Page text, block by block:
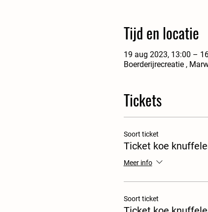
Tijd en locatie
19 aug 2023, 13:00 –
Boerderijrecreatie ,
Tickets
Soort ticket
Ticket koe
Meer info
Soort ticket